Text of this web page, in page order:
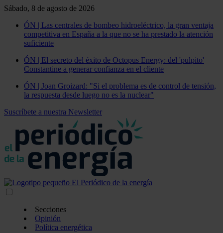
Sábado, 8 de agosto de 2026
ÓN | Las centrales de bombeo hidroeléctrico, la gran ventaja
competitiva en España a la que no se ha prestado la atención
suficiente
ÓN | El secreto del éxito de Octopus Energy: del 'pulpito'
Constantine a generar confianza en el cliente
ÓN | Joan Groizard: "Si el problema es de control de tensión,
la respuesta desde luego no es la nuclear"
Suscríbete a nuestra Newsletter
Secciones
Opinión
Política energética